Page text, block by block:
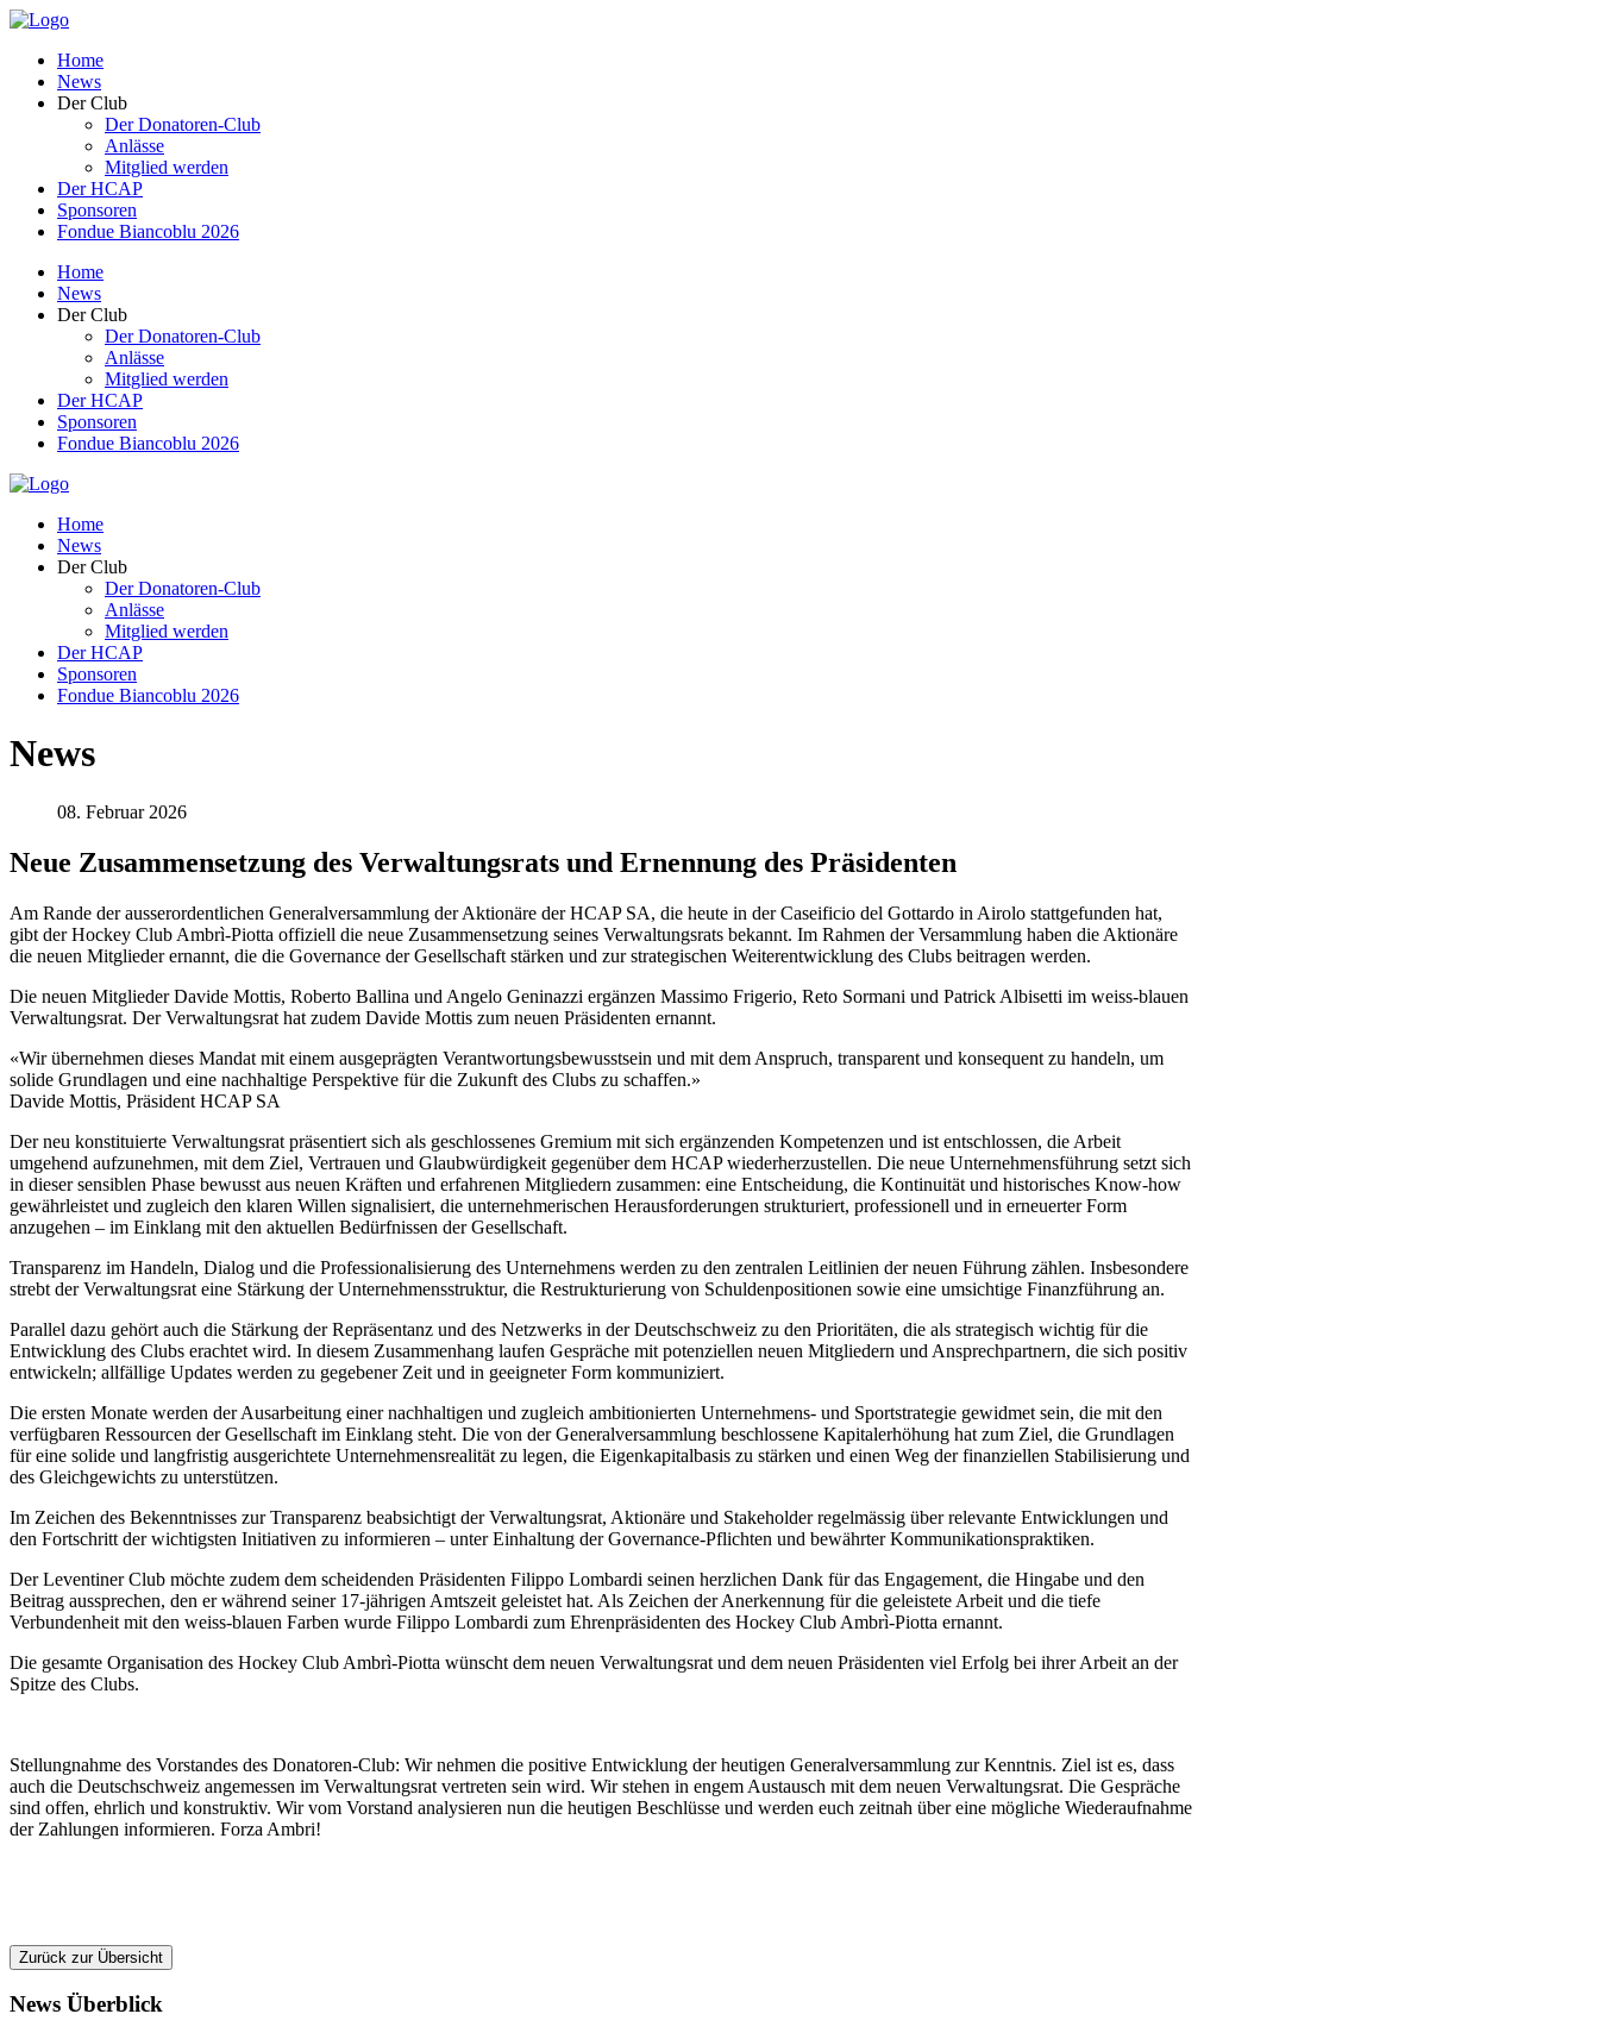
Home
News
Der Club
Der Donatoren-Club
Anlässe
Mitglied werden
Der HCAP
Sponsoren
Fondue Biancoblu 2026
Home
News
Der Club
Der Donatoren-Club
Anlässe
Mitglied werden
Der HCAP
Sponsoren
Fondue Biancoblu 2026
Home
News
Der Club
Der Donatoren-Club
Anlässe
Mitglied werden
Der HCAP
Sponsoren
Fondue Biancoblu 2026
News
08. Februar 2026
Neue Zusammensetzung des Verwaltungsrats und Ernennung des Präsidenten
Am Rande der ausserordentlichen Generalversammlung der Aktionäre der HCAP SA, die heute in der Caseificio del Gottardo in Airolo stattgefunden hat,
gibt der Hockey Club Ambrì-Piotta offiziell die neue Zusammensetzung seines Verwaltungsrats bekannt. Im Rahmen der Versammlung haben die Aktionäre
die neuen Mitglieder ernannt, die die Governance der Gesellschaft stärken und zur strategischen Weiterentwicklung des Clubs beitragen werden.
Die neuen Mitglieder Davide Mottis, Roberto Ballina und Angelo Geninazzi ergänzen Massimo Frigerio, Reto Sormani und Patrick Albisetti im weiss-blauen
Verwaltungsrat. Der Verwaltungsrat hat zudem Davide Mottis zum neuen Präsidenten ernannt.
«Wir übernehmen dieses Mandat mit einem ausgeprägten Verantwortungsbewusstsein und mit dem Anspruch, transparent und konsequent zu handeln, um
solide Grundlagen und eine nachhaltige Perspektive für die Zukunft des Clubs zu schaffen.»
Davide Mottis, Präsident HCAP SA
Der neu konstituierte Verwaltungsrat präsentiert sich als geschlossenes Gremium mit sich ergänzenden Kompetenzen und ist entschlossen, die Arbeit
umgehend aufzunehmen, mit dem Ziel, Vertrauen und Glaubwürdigkeit gegenüber dem HCAP wiederherzustellen. Die neue Unternehmensführung setzt sich
in dieser sensiblen Phase bewusst aus neuen Kräften und erfahrenen Mitgliedern zusammen: eine Entscheidung, die Kontinuität und historisches Know-how
gewährleistet und zugleich den klaren Willen signalisiert, die unternehmerischen Herausforderungen strukturiert, professionell und in erneuerter Form
anzugehen – im Einklang mit den aktuellen Bedürfnissen der Gesellschaft.
Transparenz im Handeln, Dialog und die Professionalisierung des Unternehmens werden zu den zentralen Leitlinien der neuen Führung zählen. Insbesondere
strebt der Verwaltungsrat eine Stärkung der Unternehmensstruktur, die Restrukturierung von Schuldenpositionen sowie eine umsichtige Finanzführung an.
Parallel dazu gehört auch die Stärkung der Repräsentanz und des Netzwerks in der Deutschschweiz zu den Prioritäten, die als strategisch wichtig für die
Entwicklung des Clubs erachtet wird. In diesem Zusammenhang laufen Gespräche mit potenziellen neuen Mitgliedern und Ansprechpartnern, die sich positiv
entwickeln; allfällige Updates werden zu gegebener Zeit und in geeigneter Form kommuniziert.
Die ersten Monate werden der Ausarbeitung einer nachhaltigen und zugleich ambitionierten Unternehmens- und Sportstrategie gewidmet sein, die mit den
verfügbaren Ressourcen der Gesellschaft im Einklang steht. Die von der Generalversammlung beschlossene Kapitalerhöhung hat zum Ziel, die Grundlagen
für eine solide und langfristig ausgerichtete Unternehmensrealität zu legen, die Eigenkapitalbasis zu stärken und einen Weg der finanziellen Stabilisierung und
des Gleichgewichts zu unterstützen.
Im Zeichen des Bekenntnisses zur Transparenz beabsichtigt der Verwaltungsrat, Aktionäre und Stakeholder regelmässig über relevante Entwicklungen und
den Fortschritt der wichtigsten Initiativen zu informieren – unter Einhaltung der Governance-Pflichten und bewährter Kommunikationspraktiken.
Der Leventiner Club möchte zudem dem scheidenden Präsidenten Filippo Lombardi seinen herzlichen Dank für das Engagement, die Hingabe und den
Beitrag aussprechen, den er während seiner 17-jährigen Amtszeit geleistet hat. Als Zeichen der Anerkennung für die geleistete Arbeit und die tiefe
Verbundenheit mit den weiss-blauen Farben wurde Filippo Lombardi zum Ehrenpräsidenten des Hockey Club Ambrì-Piotta ernannt.
Die gesamte Organisation des Hockey Club Ambrì-Piotta wünscht dem neuen Verwaltungsrat und dem neuen Präsidenten viel Erfolg bei ihrer Arbeit an der
Spitze des Clubs.
Stellungnahme des Vorstandes des Donatoren-Club: Wir nehmen die positive Entwicklung der heutigen Generalversammlung zur Kenntnis. Ziel ist es, dass
auch die Deutschschweiz angemessen im Verwaltungsrat vertreten sein wird. Wir stehen in engem Austausch mit dem neuen Verwaltungsrat. Die Gespräche
sind offen, ehrlich und konstruktiv. Wir vom Vorstand analysieren nun die heutigen Beschlüsse und werden euch zeitnah über eine mögliche Wiederaufnahme
der Zahlungen informieren. Forza Ambri!
Zurück zur Übersicht
News Überblick